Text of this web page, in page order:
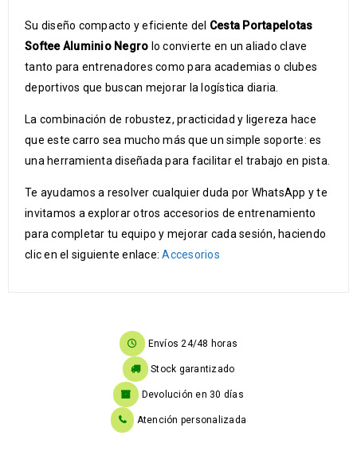
Su diseño compacto y eficiente del Cesta Portapelotas
Softee Aluminio Negro lo convierte en un aliado clave
tanto para entrenadores como para academias o clubes
deportivos que buscan mejorar la logística diaria.
La combinación de robustez, practicidad y ligereza hace
que este carro sea mucho más que un simple soporte: es
una herramienta diseñada para facilitar el trabajo en pista.
Te ayudamos a resolver cualquier duda por WhatsApp y te
invitamos a explorar otros accesorios de entrenamiento
para completar tu equipo y mejorar cada sesión, haciendo
clic en el siguiente enlace:Accesorios
Envíos 24/48 horas
Stock garantizado
Devolución en 30 días
Atención personalizada